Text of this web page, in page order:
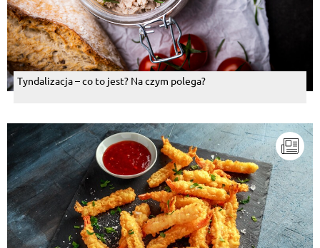
Tyndalizacja – co to jest? Na czym polega?